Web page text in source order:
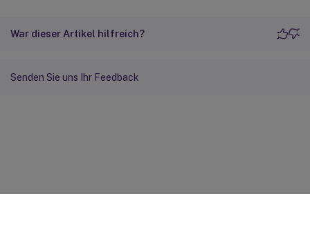
War dieser Artikel hilfreich?
Senden Sie uns Ihr Feedback